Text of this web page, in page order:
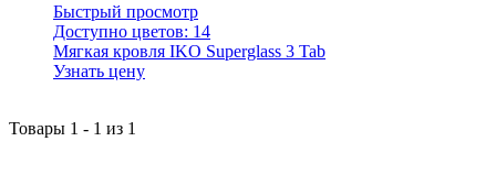
Быстрый просмотр
Доступно цветов: 14
Мягкая кровля IKO Superglass 3 Tab
Узнать цену
Товары 1 - 1 из 1